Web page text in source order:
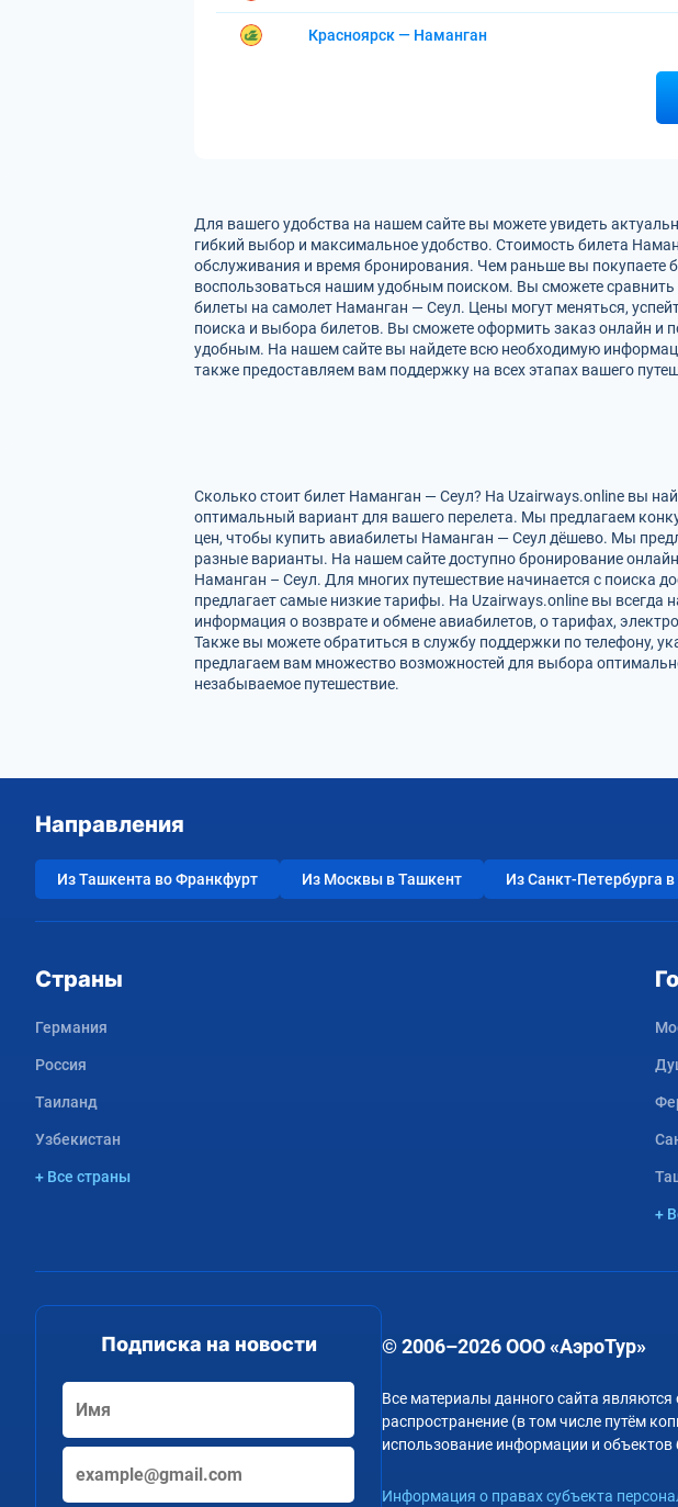
Красноярск — Наманган
Для вашего удобства на нашем сайте вы можете увидеть
гибкий выбор и максимальное удобство. Стоимость билета
обслуживания и время бронирования. Чем раньше вы покупаете
воспользоваться нашим удобным поиском. Вы сможете
билеты на самолет Наманган — Сеул. Цены могут меняться,
поиска и выбора билетов. Вы сможете оформить заказ онлайн и
удобным. На нашем сайте вы найдете всю необходимую
также предоставляем вам поддержку на всех этапах вашего
Сколько стоит билет Наманган — Сеул? На Uzairways.online вы
оптимальный вариант для вашего перелета. Мы предлагаем
цен, чтобы купить авиабилеты Наманган — Сеул дёшево. Мы
разные варианты. На нашем сайте доступно бронирование
Наманган – Сеул. Для многих путешествие начинается с поиска
предлагает самые низкие тарифы. На Uzairways.online вы
информация о возврате и обмене авиабилетов, о тарифах,
Также вы можете обратиться в службу поддержки по телефону,
предлагаем вам множество возможностей для выбора
незабываемое путешествие.
Направления
Из Ташкента во Франкфурт Из Москвы в Ташкент Из Санкт-Петербурга
Страны
Германия
Россия
Таиланд
Узбекистан
+ Все страны
+
Подписка на новости © 2006–2026 ООО «АэроТур»
Все материалы данного сайта
распространение (в том числе путём
использование информации и объектов
Информация о правах субъекта